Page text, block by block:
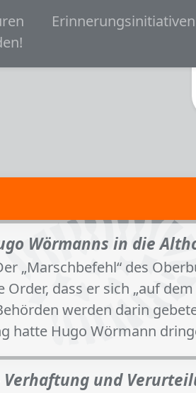
von Spurensuche
Erinnerungsinitiativen
Wörmanns in die
„Marschbefehl“ des
dass er sich „auf
werden darin
hatte Hugo Wörmann
und